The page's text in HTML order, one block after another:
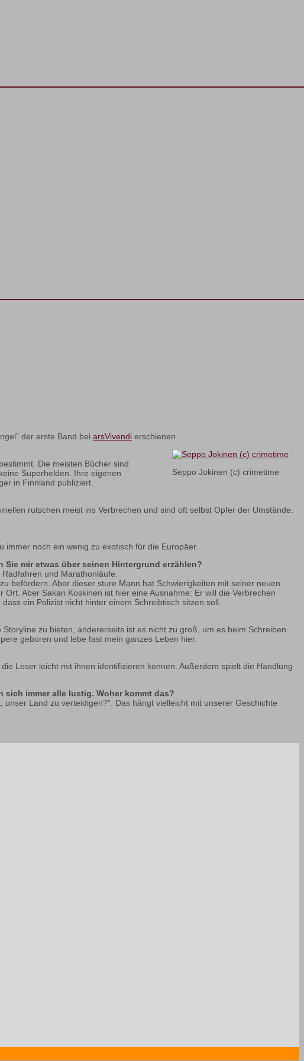
der erste Band bei arsVivendi erschienen.
Seppo Jokinen (c) crimetime
Die meisten Bücher sind
Superhelden. Ihre eigenen
in Finnland publiziert.
rutschen meist ins Verbrechen und sind oft selbst Opfer der Umstände.
immer noch ein wenig zu exotisch für die Europäer.
mir etwas über seinen Hintergrund erzählen?
und Marathonläufe.
befördern. Aber dieser sture Mann hat Schwierigkeiten mit seiner neuen
Aber Sakari Koskinen ist hier eine Ausnahme: Er will die Verbrechen
ein Polizist nicht hinter einem Schreibtisch sitzen soll.
zu bieten, andererseits ist es nicht zu groß, um es beim Schreiben
geboren und lebe fast mein ganzes Leben hier.
Leser leicht mit ihnen identifizieren können. Außerdem spielt die Handlung
immer alle lustig. Woher kommt das?
Land zu verteidigen?”. Das hängt vielleicht mit unserer Geschichte